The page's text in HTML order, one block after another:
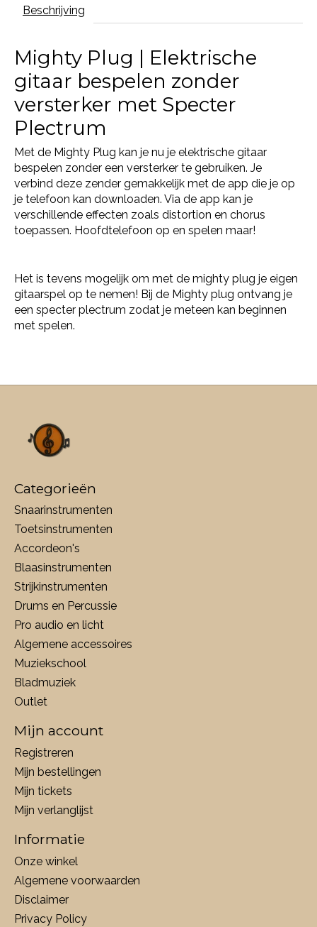
Beschrijving
Mighty Plug | Elektrische
gitaar bespelen zonder
versterker met Specter
Plectrum
Met de Mighty Plug kan je nu je elektrische gitaar
bespelen zonder een versterker te gebruiken. Je
verbind deze zender gemakkelijk met de app die je op
je telefoon kan downloaden. Via de app kan je
verschillende effecten zoals distortion en chorus
toepassen. Hoofdtelefoon op en spelen maar!
Het is tevens mogelijk om met de mighty plug je eigen
gitaarspel op te nemen! Bij de Mighty plug ontvang je
een specter plectrum zodat je meteen kan beginnen
met spelen.
Categorieën
Snaarinstrumenten
Toetsinstrumenten
Accordeon's
Blaasinstrumenten
Strijkinstrumenten
Drums en Percussie
Pro audio en licht
Algemene accessoires
Muziekschool
Bladmuziek
Outlet
Mijn account
Registreren
Mijn bestellingen
Mijn tickets
Mijn verlanglijst
Informatie
Onze winkel
Algemene voorwaarden
Disclaimer
Privacy Policy